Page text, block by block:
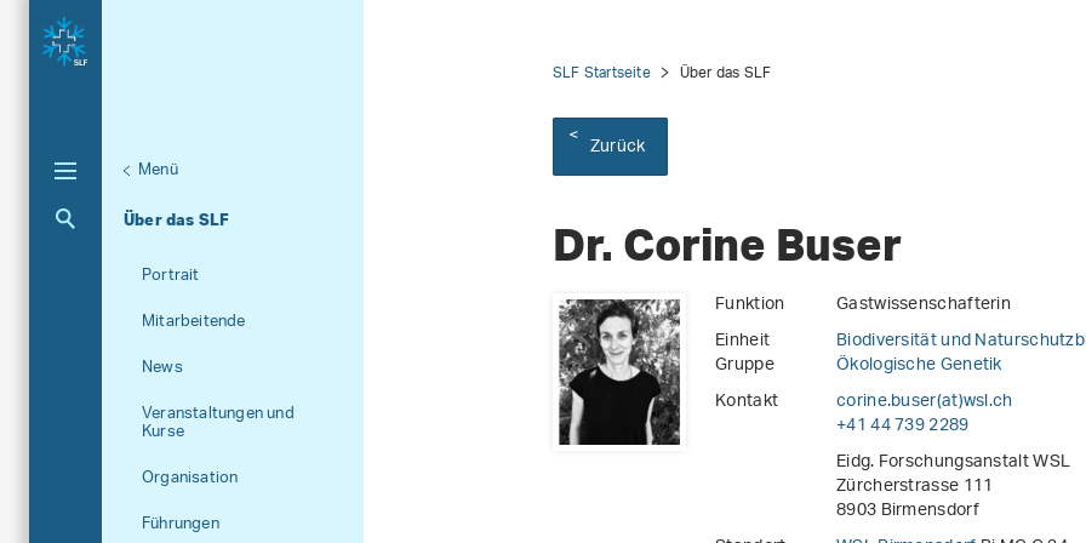
Menü
Über das SLF
Aktuelle Navigation
Portrait
Mitarbeitende
News
Veranstaltungen und
Kurse
Organisation
Führungen
SLF Startseite Über das SLF
Zurück
Dr. Corine Buser
Funktion
Gastwissenschafterin
Einheit
Biodiversität und
Gruppe
Ökologische Genetik
Kontakt
corine.buser(at)wsl.ch
+41 44 739 2289
Eidg. Forschungsanstalt WSL
Zürcherstrasse 111
8903 Birmensdorf